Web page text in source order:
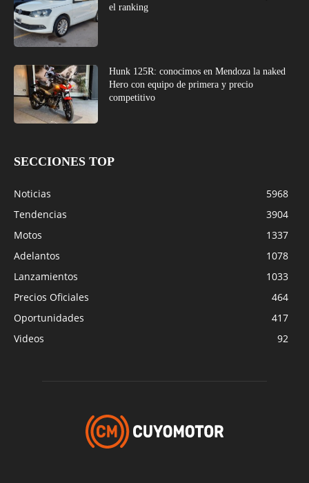
el ranking
Hunk 125R: conocimos en Mendoza la naked
Hero con equipo de primera y precio
competitivo
SECCIONES TOP
Noticias
5968
Tendencias
3904
Motos
1337
Adelantos
1078
Lanzamientos
1033
Precios Oficiales
464
Oportunidades
417
Videos
92